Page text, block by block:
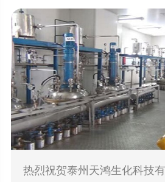
热烈祝贺泰州天鸿生化科技